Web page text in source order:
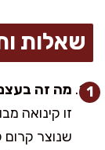
שאלות
מה זה
זו קינואה
שנוצר